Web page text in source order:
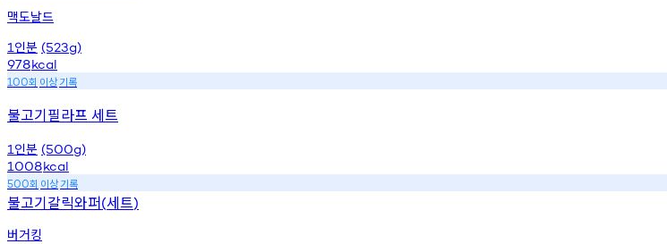
맥도날드
1 인분 (523g)
978kcal
100회 이상기록
불고기필라프 세트
1 인분 (500g)
1008kcal
500회 이상기록
불고기갈릭와퍼(세트)
버거킹